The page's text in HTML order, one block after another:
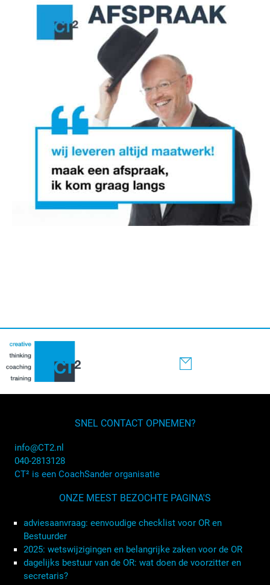
SNEL CONTACT OPNEMEN?
info@CT2.nl
040-2813128
CT² is een CoachSander organisatie
ONZE MEEST BEZOCHTE PAGINA'S
adviesaanvraag: eenvoudige checklist voor OR en
Bestuurder
2025: wetswijzigingen en belangrijke zaken voor de OR
dagelijks bestuur van de OR: wat doen de voorzitter en
secretaris?